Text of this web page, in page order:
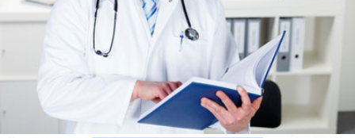
REGENBOGEN
GESUNDHEIT IM ZENTRUM
E-BUSINESS LÖSUNG